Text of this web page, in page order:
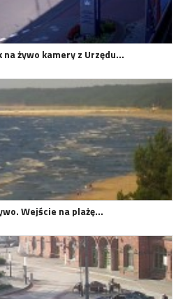
na żywo kamery z Urzędu…
Wejście na plażę…